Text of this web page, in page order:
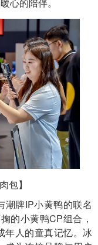
包】
牌IP小黄鸭的联名
的小黄鸭CP组合，
年人的童真记忆。冰